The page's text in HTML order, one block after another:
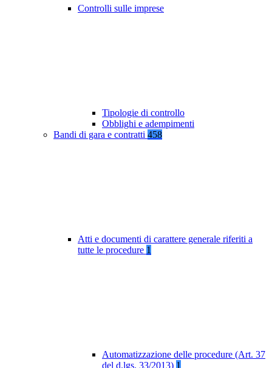
Controlli sulle imprese
Tipologie di controllo
Obblighi e adempimenti
Bandi di gara e contratti 458
Atti e documenti di carattere generale riferiti a
tutte le procedure 1
Automatizzazione delle procedure (Art. 37
del d.lgs. 33/2013) 1